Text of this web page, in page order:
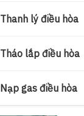
Thanh lý điều hòa
Tháo lắp điều hòa
Nạp gas điều hòa